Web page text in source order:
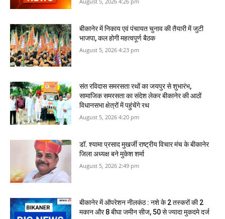
बीकानेर में निकाय एवं पंचायत चुनाव की तैयारी में जुटी
भाजपा, कल होगी महत्वपूर्ण बैठक
August 5, 2026 4:23 pm
संत रविदास समरसता रथों का जयपुर से शुभारंभ,
सामाजिक समरसता का संदेश लेकर बीकानेर की आठों
विधानसभा क्षेत्रों में पहुंचेंगे रथ
August 5, 2026 4:20 pm
डॉ. श्यामा प्रसाद मुखर्जी राष्ट्रीय विचार मंच के बीकानेर
जिला अध्यक्ष बने मुकेश शर्मा
August 5, 2026 2:49 pm
बीकानेर में ऑपरेशन नीलकंठ : नशे के 2 तस्करों की 2
मकान और 8 बीघा जमीन सीज, 50 से ज्यादा मुकदमे दर्ज